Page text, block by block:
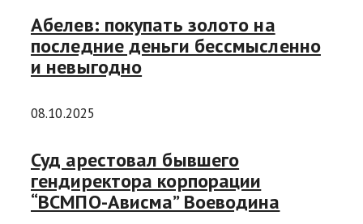
Абелев: покупать золото на
последние деньги бессмысленно
и невыгодно
08.10.2025
Суд арестовал бывшего
гендиректора корпорации
“ВСМПО-Ависма” Воеводина